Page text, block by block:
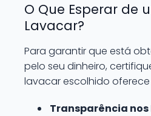
O Que Esperar de
Lavacar?
Para garantir que está
pelo seu dinheiro,
lavacar escolhido
Transparência nos